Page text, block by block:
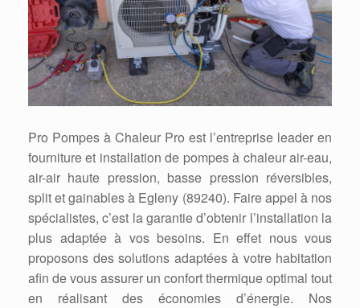
Pro Pompes à Chaleur Pro est l’entreprise leader en
fourniture et installation de pompes à chaleur air-eau,
air-air haute pression, basse pression réversibles,
split et gainables à Egleny (89240). Faire appel à nos
spécialistes, c’est la garantie d’obtenir l’installation la
plus adaptée à vos besoins. En effet nous vous
proposons des solutions adaptées à votre habitation
afin de vous assurer un confort thermique optimal tout
en réalisant des économies d’énergie. Nos